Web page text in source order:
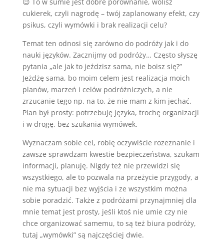
cukierek, czyli nagrodę – twój zaplanowany efekt, czy
psikus, czyli wymówki i brak realizacji celu?
Temat ten odnosi się zarówno do podróży jak i do
nauki języków. Zacznijmy od podróży… Często słyszę
pytania „ale jak to jeździsz sama, nie boisz się?”
Jeżdżę sama, bo moim celem jest realizacja moich
planów, marzeń i celów podróżniczych, a nie
zrzucanie tego np. na to, że nie mam z kim jechać.
Plan był prosty: potrzebuję języka, trochę organizacji
i w drogę, bez szukania wymówek.
Wyznaczam sobie cel, robię oczywiście rozeznanie i
zawsze sprawdzam kwestie bezpieczeństwa, szukam
informacji, planuję. Nigdy też nie przewidzi się
wszystkiego, ale to pozwala na przeżycie przygody, a
nie ma sytuacji bez wyjścia i ze wszystkim można
sobie poradzić. Także z podróżami przynajmniej dla
mnie temat jest prosty, jeśli ktoś nie umie czy nie
chce organizować samemu, to są też biura podróży,
tutaj „wymówki” są najczęściej dwie.